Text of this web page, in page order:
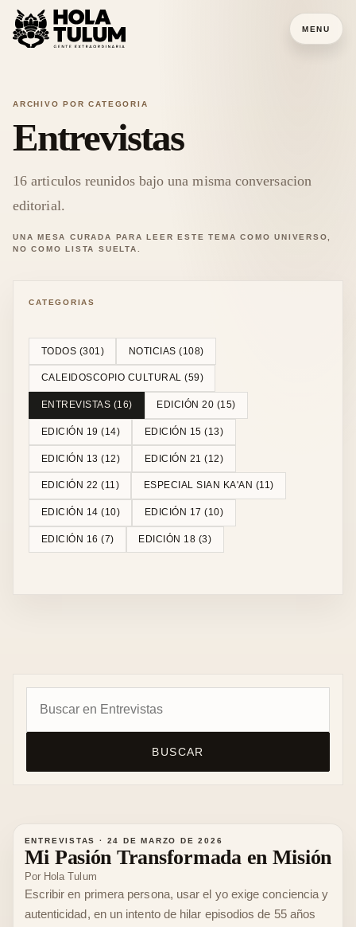
MENU
ARCHIVO POR CATEGORIA
Entrevistas
16 articulos reunidos bajo una misma conversacion
editorial.
UNA MESA CURADA PARA LEER ESTE TEMA COMO UNIVERSO,
NO COMO LISTA SUELTA.
CATEGORIAS
TODOS (301 ) NOTICIAS (108)
CALEIDOSCOPIO CULTURAL (59)
ENTREVISTAS (16) EDICIÓN 20 (15)
EDICIÓN 19 (14) EDICIÓN 15 (13)
EDICIÓN 13 (12) EDICIÓN 21 (12)
EDICIÓN 22 (11) ESPECIAL SIAN KA'AN (11)
EDICIÓN 14 (10) EDICIÓN 17 (10)
EDICIÓN 16 (7) EDICIÓN 18 (3)
BUSCAR
ENTREVISTAS · 24 DE MARZO DE 2026
Mi Pasión Transformada en Misión
Por Hola Tulum
Escribir en primera persona, usar el yo exige conciencia y
autenticidad, en un intento de hilar episodios de 55 años